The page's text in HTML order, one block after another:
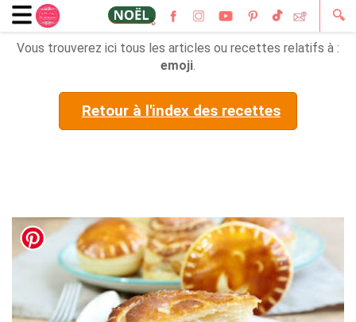
🔍
Vous trouverez ici tous les articles ou recettes relatifs à :
emoji
Retour à l'index des recettes